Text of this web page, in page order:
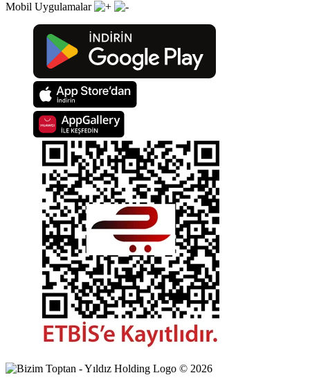
Mobil Uygulamalar
© 2026